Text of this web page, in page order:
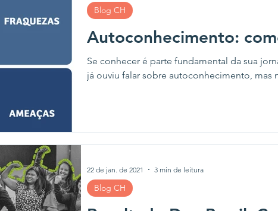
Autoconhecimento:
Se conhecer é parte fundamental da sua
já ouviu falar sobre autoconhecimento, mas
Blog CH
Blog CH
22 de jan. de 2021 3 min de leitura